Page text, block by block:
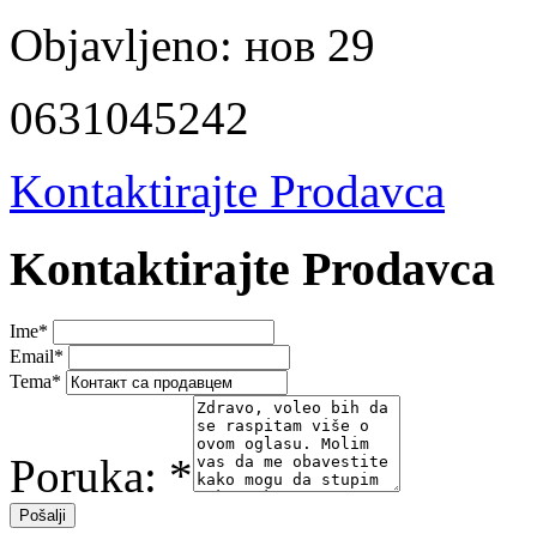
Objavljeno: нов 29
0631045242
Kontaktirajte Prodavca
Kontaktirajte Prodavca
Ime*
Email*
Tema*
Poruka: *